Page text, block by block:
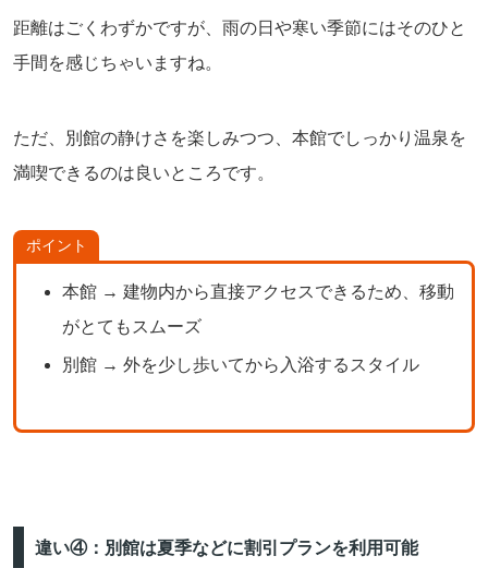
距離はごくわずかですが、雨の日や寒い季節にはそのひと
手間を感じちゃいますね。
ただ、別館の静けさを楽しみつつ、本館でしっかり温泉を
満喫できるのは良いところです。
ポイント
本館 → 建物内から直接アクセスできるため、移動
がとてもスムーズ
別館 → 外を少し歩いてから入浴するスタイル
違い④：別館は夏季などに割引プランを利用可能